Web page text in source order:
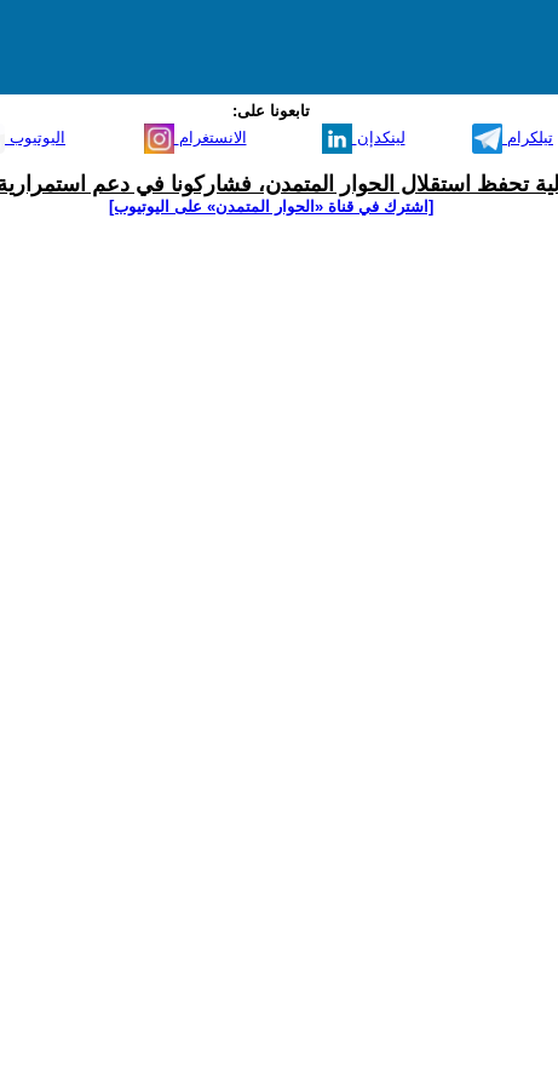
تابعونا على:
اليوتيوب
الانستغرام لينكدإن تيلكرام
تحفظ استقلال الحوار المتمدن، فشاركونا في دعم
[اشترك في قناة ‫«الحوار المتمدن» على اليوتيوب]